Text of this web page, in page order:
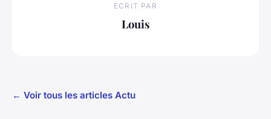
ECRIT PAR
Louis
← Voir tous les articles Actu